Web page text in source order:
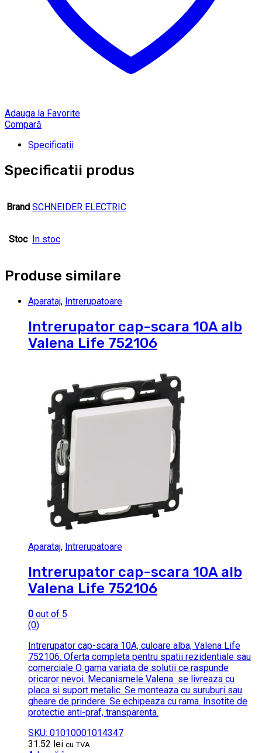
Adauga la Favorite
Compară
Specificatii
Specificatii produs
Brand SCHNEIDER ELECTRIC
Stoc In stoc
Produse similare
Aparataj, Intrerupatoare
Intrerupator cap-scara 10A alb
Valena Life 752106
Aparataj, Intrerupatoare
Intrerupator cap-scara 10A alb
Valena Life 752106
0 out of 5
(0)
Intrerupator cap-scara 10A, culoare alba, Valena Life
752106. Oferta completa pentru spatii rezidentiale sau
comerciale O gama variata de solutii ce raspunde
oricaror nevoi. Mecanismele Valena se livreaza cu
placa si suport metalic. Se monteaza cu suruburi sau
gheare de prindere. Se echipeaza cu rama. Insotite de
protectie anti-praf, transparenta.
SKU: 01010001014347
31.52 lei cu TVA